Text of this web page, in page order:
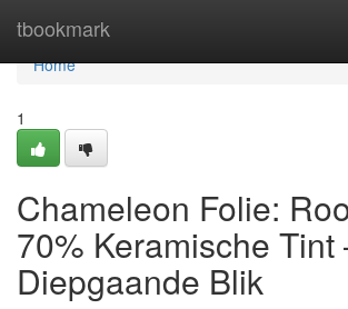
tbookmark
Home
Home
1
Chameleon Folie:
70% Keramische Tint
Diepgaande Blik